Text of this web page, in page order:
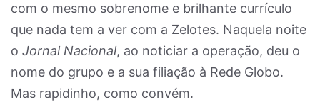
com o mesmo sobrenome e brilhante currículo
que nada tem a ver com a Zelotes. Naquela noite
o Jornal Nacional, ao noticiar a operação, deu o
nome do grupo e a sua filiação à Rede Globo.
Mas rapidinho, como convém.